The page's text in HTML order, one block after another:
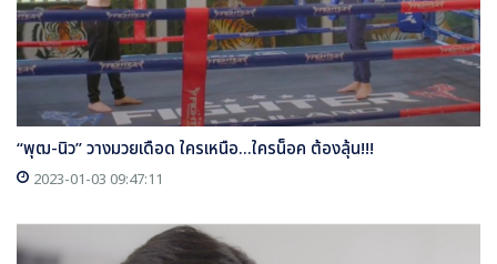
“พุฒ-นิว” วางมวยเดือด ใครเหนือ...ใครน็อค ต้องลุ้น!!!
2023-01-03 09:47:11